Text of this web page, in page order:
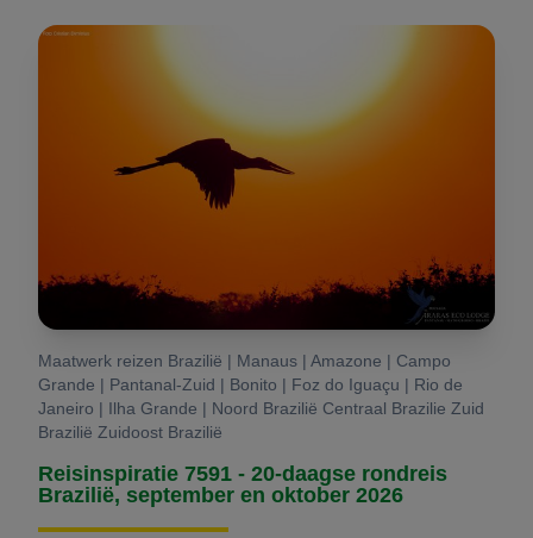
Maatwerk reizen Brazilië | Manaus | Amazone | Campo
Grande | Pantanal-Zuid | Bonito | Foz do Iguaçu | Rio de
Janeiro | Ilha Grande | Noord Brazilië Centraal Brazilie Zuid
Brazilië Zuidoost Brazilië
Reisinspiratie 7591 - 20-daagse rondreis
Brazilië, september en oktober 2026